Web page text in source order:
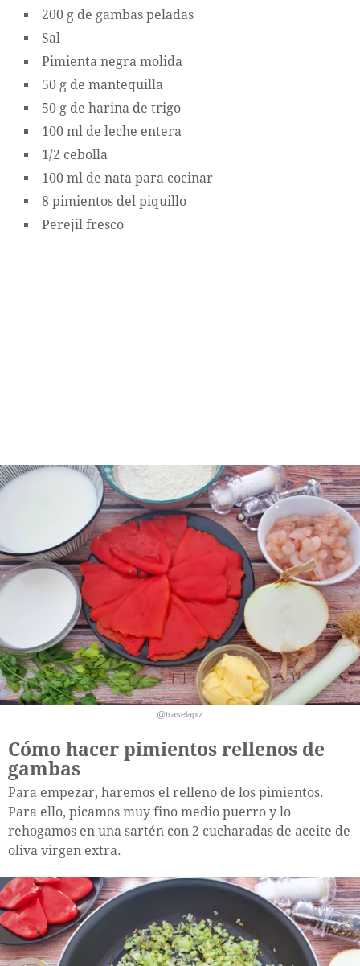
200 g de gambas peladas
Sal
Pimienta negra molida
50 g de mantequilla
50 g de harina de trigo
100 ml de leche entera
1/2 cebolla
100 ml de nata para cocinar
8 pimientos del piquillo
Perejil fresco
@traselapiz
Cómo hacer pimientos rellenos de
gambas
Para empezar, haremos el relleno de los pimientos.
Para ello, picamos muy fino medio puerro y lo
rehogamos en una sartén con 2 cucharadas de aceite de
oliva virgen extra.